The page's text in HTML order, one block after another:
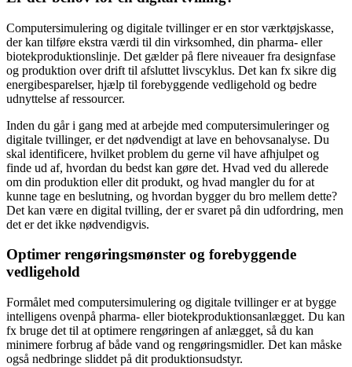
Computersimulering og digitale tvillinger er en stor værktøjskasse,
der kan tilføre ekstra værdi til din virksomhed, din pharma- eller
biotekproduktionslinje. Det gælder på flere niveauer fra designfase
og produktion over drift til afsluttet livscyklus. Det kan fx sikre dig
energibesparelser, hjælp til forebyggende vedligehold og bedre
udnyttelse af ressourcer.
Inden du går i gang med at arbejde med computersimuleringer og
digitale tvillinger, er det nødvendigt at lave en behovsanalyse. Du
skal identificere, hvilket problem du gerne vil have afhjulpet og
finde ud af, hvordan du bedst kan gøre det. Hvad ved du allerede
om din produktion eller dit produkt, og hvad mangler du for at
kunne tage en beslutning, og hvordan bygger du bro mellem dette?
Det kan være en digital tvilling, der er svaret på din udfordring, men
det er det ikke nødvendigvis.
Optimer rengøringsmønster og forebyggende
vedligehold
Formålet med computersimulering og digitale tvillinger er at bygge
intelligens ovenpå pharma- eller biotekproduktionsanlægget. Du kan
fx bruge det til at optimere rengøringen af anlægget, så du kan
minimere forbrug af både vand og rengøringsmidler. Det kan måske
også nedbringe sliddet på dit produktionsudstyr.